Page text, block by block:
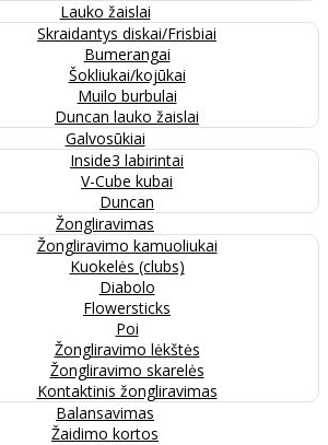
Lauko žaislai
Skraidantys diskai/Frisbiai
Bumerangai
Šokliukai/kojūkai
Muilo burbulai
Duncan lauko žaislai
Galvosūkiai
Inside3 labirintai
V-Cube kubai
Duncan
Žongliravimas
Žongliravimo kamuoliukai
Kuokelės (clubs)
Diabolo
Flowersticks
Poi
Žongliravimo lėkštės
Žongliravimo skarelės
Kontaktinis žongliravimas
Balansavimas
Žaidimo kortos